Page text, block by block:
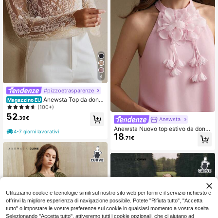
4
#pizzoetrasparenze
Magazzino EU Anewsta Top da donn
a nuovo alla moda con ricami e perli
ne per cocktail festa a maniche lun
ghe
(100+)
52.39€
4-7 giorni lavorativi
Anewsta
Anewsta Nuovo top estivo da donn
a con scollo all'americana senza m
aniche in chiffon con decorazioni fl
ze e spiaggia, rosa
18.71€
Utilizziamo cookie e tecnologie simili sul nostro sito web per fornire il servizio richiesto e
offrirvi la migliore esperienza di navigazione possibile. Potete "Rifiuta tutto", "Accetta
tutto" o impostare le vostre preferenze sui cookie in qualsiasi momento a vostra scelta.
Selezionando "Accetta tutto", attiveremo tutti i cookie opzionali, che ci aiutano ad